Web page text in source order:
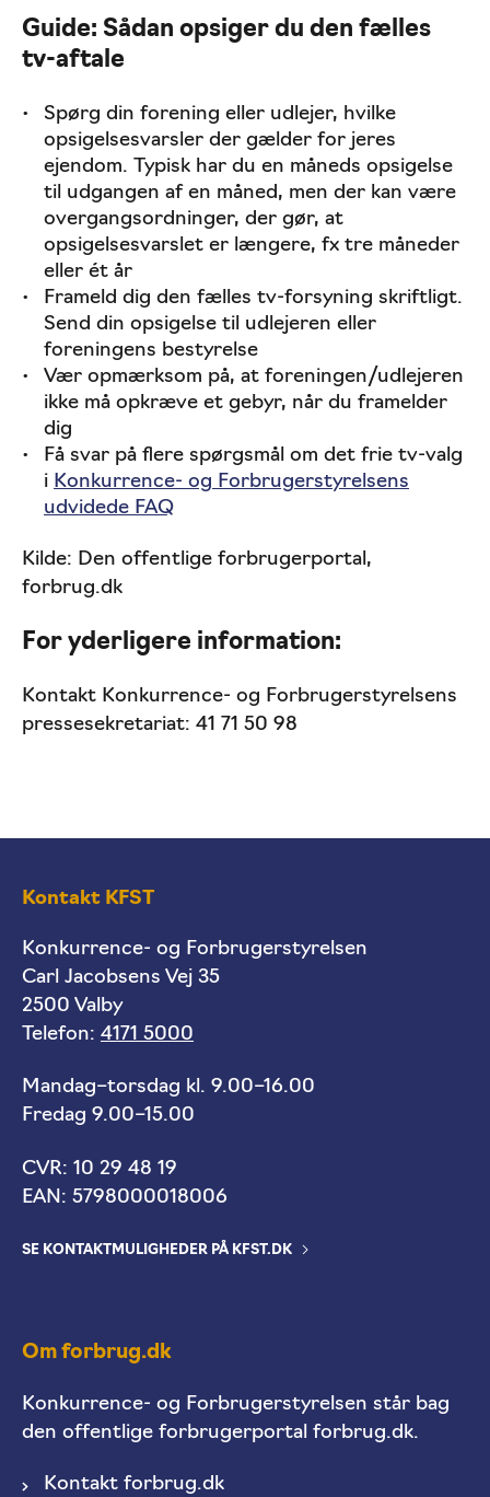
Guide: Sådan opsiger du den fælles
tv-aftale
Spørg din forening eller udlejer, hvilke
opsigelsesvarsler der gælder for jeres
ejendom. Typisk har du en måneds opsigelse
til udgangen af en måned, men der kan være
overgangsordninger, der gør, at
opsigelsesvarslet er længere, fx tre måneder
eller ét år
Frameld dig den fælles tv-forsyning skriftligt.
Send din opsigelse til udlejeren eller
foreningens bestyrelse
Vær opmærksom på, at foreningen/udlejeren
ikke må opkræve et gebyr, når du framelder
dig
Få svar på flere spørgsmål om det frie tv-valg
i Konkurrence- og Forbrugerstyrelsens
udvidede FAQ
Kilde: Den offentlige forbrugerportal,
forbrug.dk
For yderligere information:
Kontakt Konkurrence- og Forbrugerstyrelsens
pressesekretariat: 41 71 50 98
Kontakt KFST
Konkurrence- og Forbrugerstyrelsen
Carl Jacobsens Vej 35
2500 Valby
Telefon: 4171 5000
Mandag–torsdag kl. 9.00–16.00
Fredag 9.00–15.00
CVR: 10 29 48 19
EAN: 5798000018006
SE KONTAKTMULIGHEDER PÅ KFST.DK
Om forbrug.dk
Konkurrence- og Forbrugerstyrelsen står bag
den offentlige forbrugerportal forbrug.dk.
Kontakt forbrug.dk